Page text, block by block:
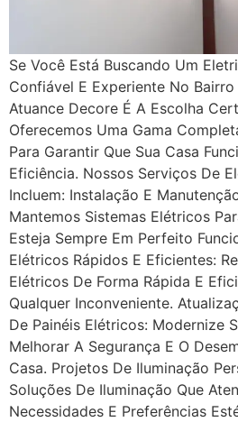
Se Você Está Buscando Um
Confiável E Experiente No
Atuance Decore É A Escolha
Oferecemos Uma Gama
Para Garantir Que Sua Casa
Eficiência. Nossos Serviços De
Incluem: Instalação E
Mantemos Sistemas Elétricos
Esteja Sempre Em Perfeito
Elétricos Rápidos E Eficientes:
Elétricos De Forma Rápida E
Qualquer Inconveniente.
De Painéis Elétricos: Modernize
Melhorar A Segurança E O
Casa. Projetos De Iluminação
Soluções De Iluminação Que
Necessidades E Preferências